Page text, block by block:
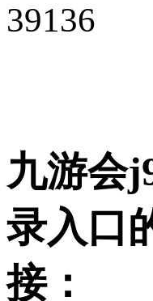
39136
九游会
录入口
接：